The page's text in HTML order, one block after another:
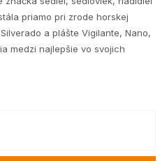
priamo pri zrode horskej
a plášte Vigilante, Nano,
medzi najlepšie vo svojich